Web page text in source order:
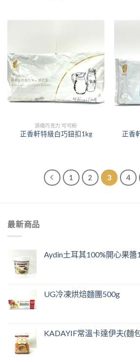
頂級巧克力 可可粉
正香軒特級白巧鈕扣1kg
正香
1 2 3 4
最新商品
Aydin土耳其100%開心果醬
UG冷凍烘焙麵團500g
KADAYIF常溫卡達伊夫(麵